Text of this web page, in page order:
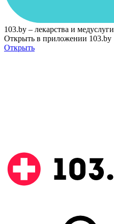
103.by – лекарства и медуслуги
Открыть в приложении 103.by
Открыть